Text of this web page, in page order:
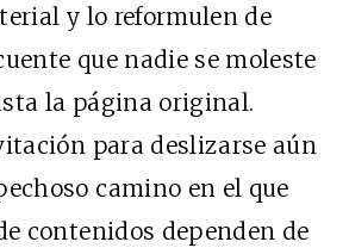
y lo reformulen de
que nadie se moleste
la página original.
para deslizarse aún
camino en el que
contenidos dependen de